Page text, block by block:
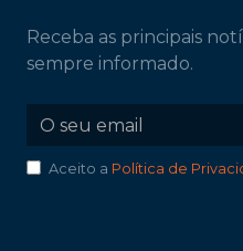
Receba as principais
sempre informado.
Aceito a Política de